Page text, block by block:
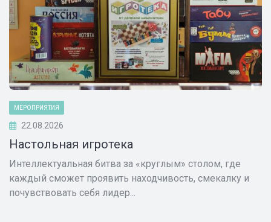
МЕРОПРИЯТИЯ
22.08.2026
Настольная игротека
Интеллектуальная битва за «круглым» столом, где
каждый сможет проявить находчивость, смекалку и
почувствовать себя лидер...